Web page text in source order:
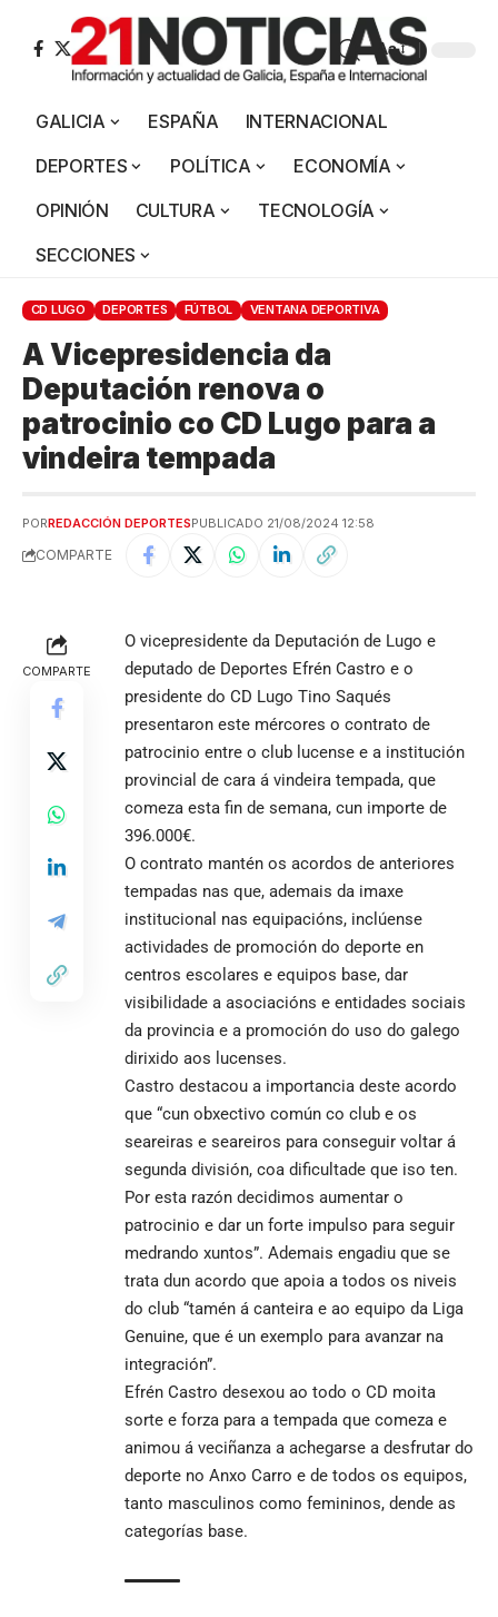
Aa
GALICIA ESPAÑA
INTERNACIONAL
DEPORTES
POLÍTICA
ECONOMÍA
OPINIÓN
CULTURA
TECNOLOGÍA
SECCIONES
CD LUGO DEPORTES FÚTBOL VENTANA DEPORTIVA
A Vicepresidencia da
Deputación renova o
patrocinio co CD Lugo para a
vindeira tempada
PORREDACCIÓN DEPORTESPUBLICADO 21/08/2024 12:58
COMPARTE
COMPARTE
O vicepresidente da Deputación de Lugo e
deputado de Deportes Efrén Castro e o
presidente do CD Lugo Tino Saqués
presentaron este mércores o contrato de
patrocinio entre o club lucense e a institución
provincial de cara á vindeira tempada, que
comeza esta fin de semana, cun importe de
396.000€.
O contrato mantén os acordos de anteriores
tempadas nas que, ademais da imaxe
institucional nas equipacións, inclúense
actividades de promoción do deporte en
centros escolares e equipos base, dar
visibilidade a asociacións e entidades sociais
da provincia e a promoción do uso do galego
dirixido aos lucenses.
Castro destacou a importancia deste acordo
que “cun obxectivo común co club e os
seareiras e seareiros para conseguir voltar á
segunda división, coa dificultade que iso ten.
Por esta razón decidimos aumentar o
patrocinio e dar un forte impulso para seguir
medrando xuntos”. Ademais engadiu que se
trata dun acordo que apoia a todos os niveis
do club “tamén á canteira e ao equipo da Liga
Genuine, que é un exemplo para avanzar na
integración”.
Efrén Castro desexou ao todo o CD moita
sorte e forza para a tempada que comeza e
animou á veciñanza a achegarse a desfrutar do
deporte no Anxo Carro e de todos os equipos,
tanto masculinos como femininos, dende as
categorías base.